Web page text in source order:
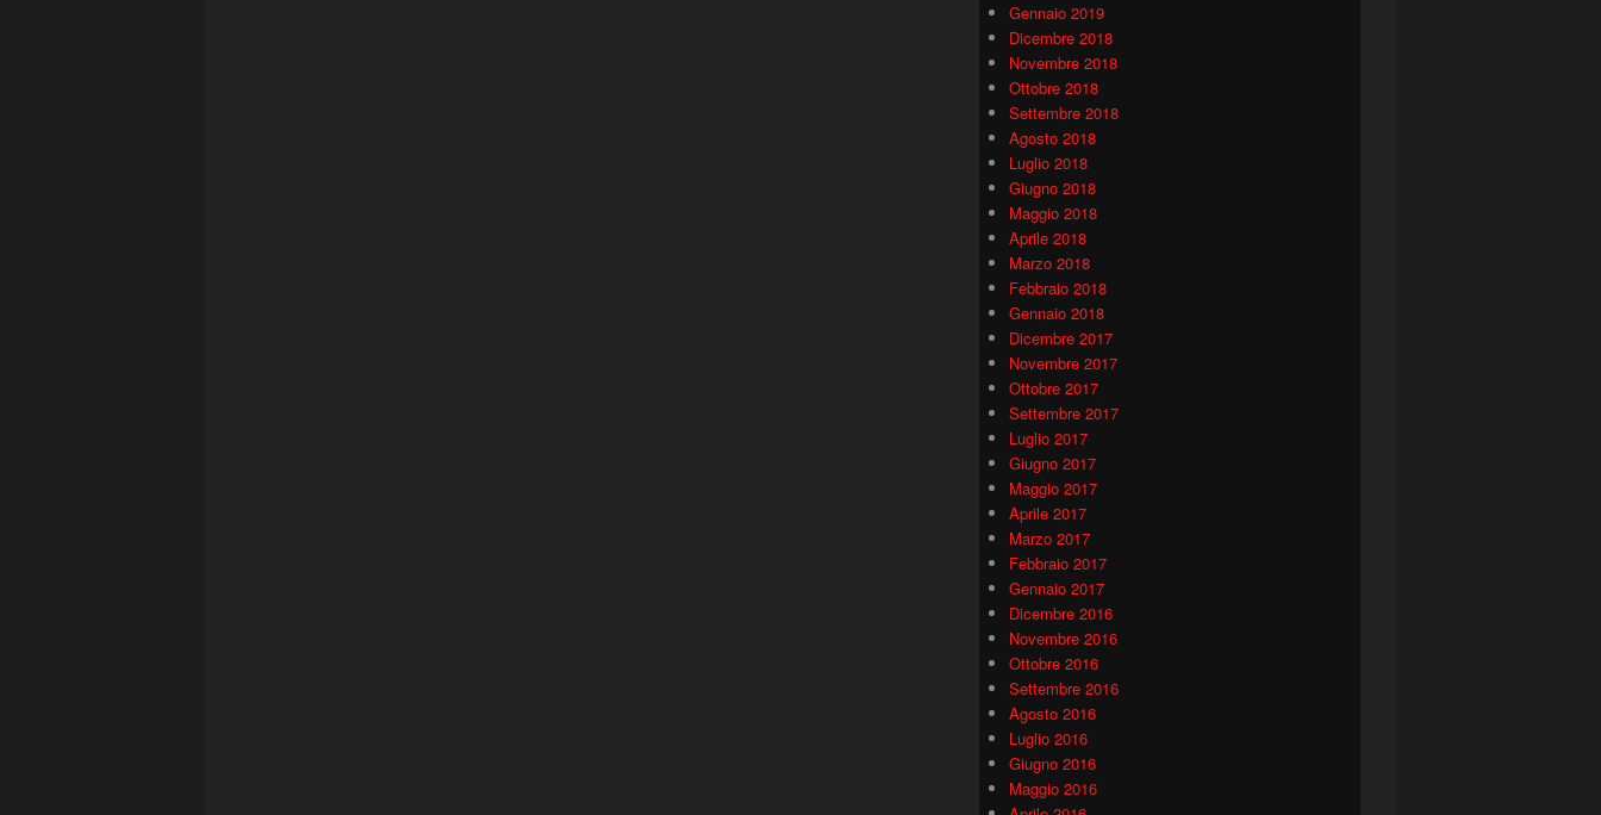
Gennaio 2019
Dicembre 2018
Novembre 2018
Ottobre 2018
Settembre 2018
Agosto 2018
Luglio 2018
Giugno 2018
Maggio 2018
Aprile 2018
Marzo 2018
Febbraio 2018
Gennaio 2018
Dicembre 2017
Novembre 2017
Ottobre 2017
Settembre 2017
Luglio 2017
Giugno 2017
Maggio 2017
Aprile 2017
Marzo 2017
Febbraio 2017
Gennaio 2017
Dicembre 2016
Novembre 2016
Ottobre 2016
Settembre 2016
Agosto 2016
Luglio 2016
Giugno 2016
Maggio 2016